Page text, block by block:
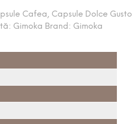
Cafea, Capsule Dolce Gusto
Gimoka Brand: Gimoka